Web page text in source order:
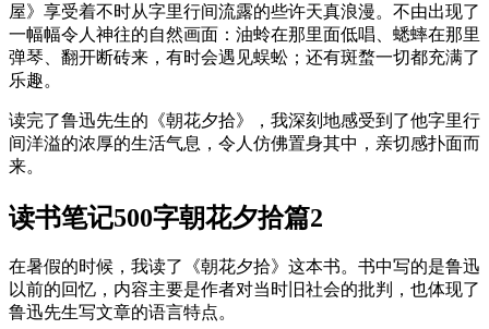
屋》享受着不时从字里行间流露的些许天真浪漫。不由出现了
一幅幅令人神往的自然画面：油蛉在那里面低唱、蟋蟀在那里
弹琴、翻开断砖来，有时会遇见蜈蚣；还有斑蝥一切都充满了
乐趣。
读完了鲁迅先生的《朝花夕拾》，我深刻地感受到了他字里行
间洋溢的浓厚的生活气息，令人仿佛置身其中，亲切感扑面而
来。
读书笔记500字朝花夕拾篇2
在暑假的时候，我读了《朝花夕拾》这本书。书中写的是鲁迅
以前的回忆，内容主要是作者对当时旧社会的批判，也体现了
鲁迅先生写文章的语言特点。